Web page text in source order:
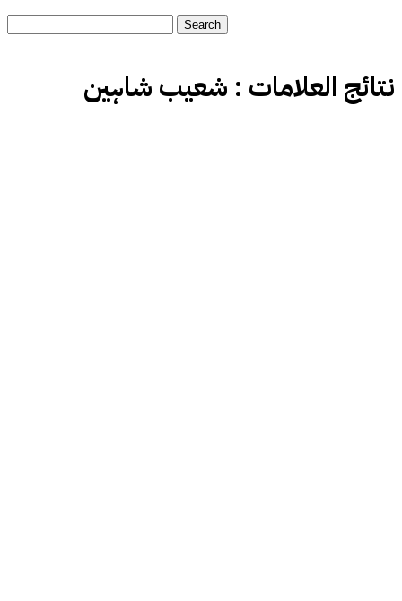
نتائج العلامات : شعیب شاہین